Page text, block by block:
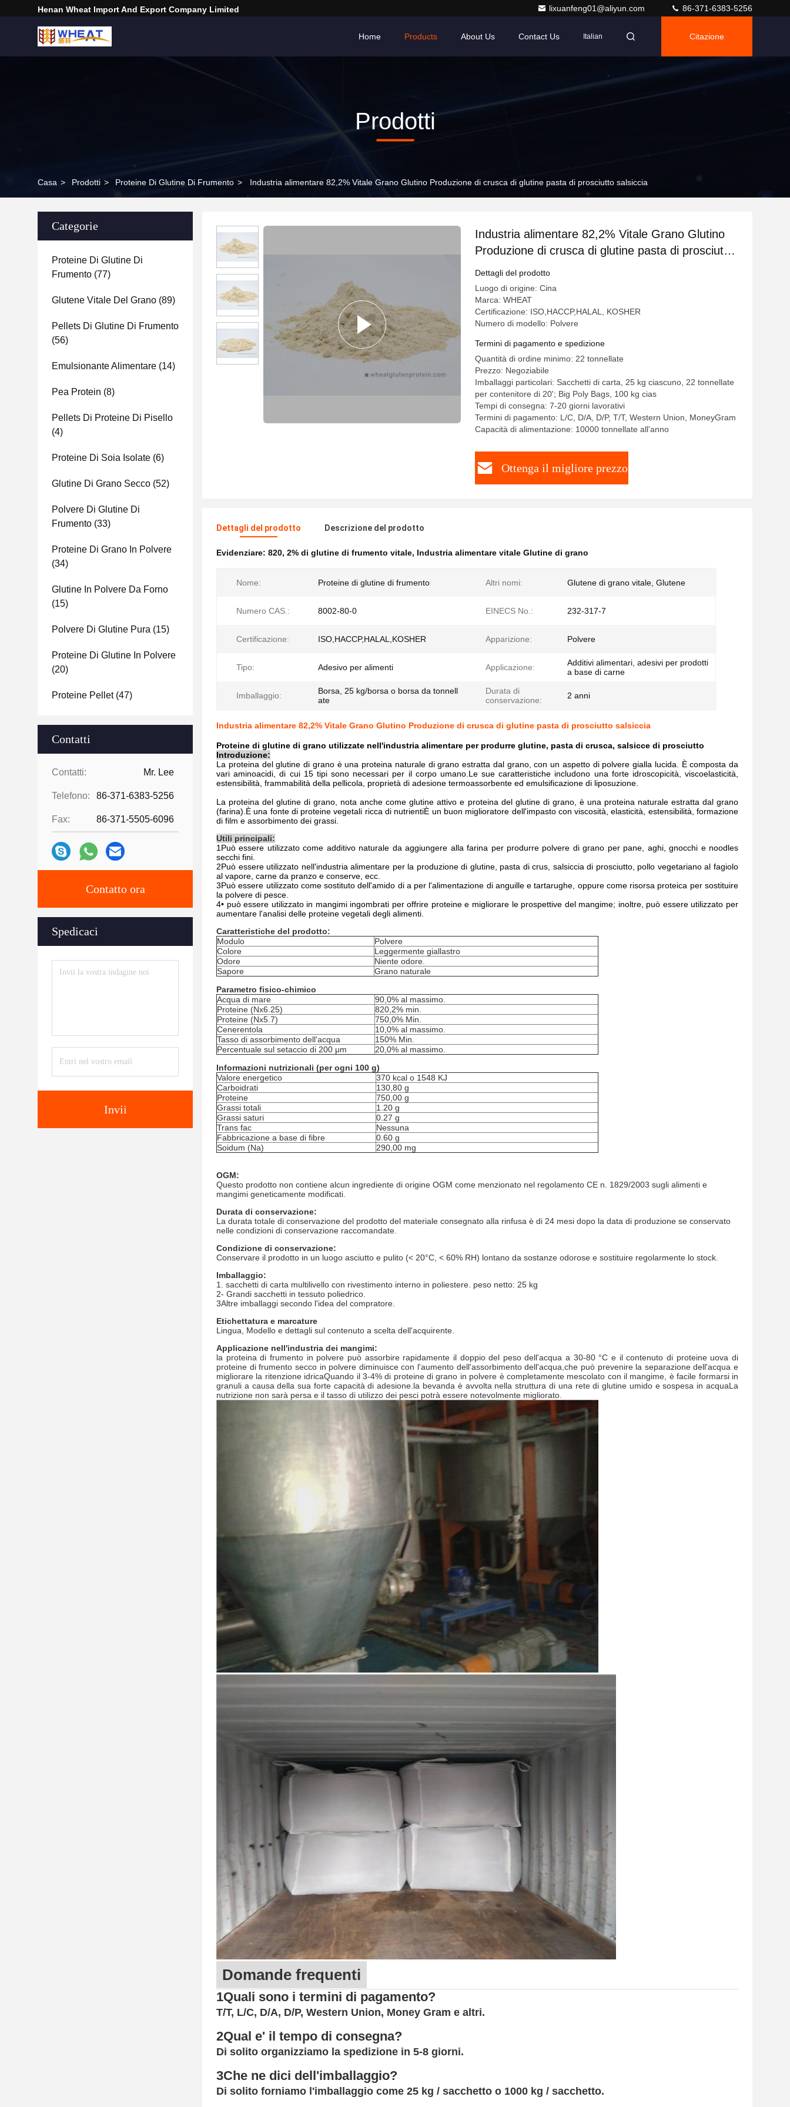
Henan Wheat Import And Export Company Limited lixuanfeng01@aliyun.com 86-371-6383-5256
Home Products About Us Contact Us Italian Citazione
Prodotti
Casa > Prodotti > Proteine Di Glutine Di Frumento > Industria alimentare 82,2% Vitale Grano Glutino Produzione di crusca di glutine pasta di prosciutto salsiccia
Categorie
Proteine Di Glutine Di
Frumento (77)
Glutene Vitale Del Grano (89)
Pellets Di Glutine Di Frumento
(56)
Emulsionante Alimentare (14)
Pea Protein (8)
Pellets Di Proteine Di Pisello
(4)
Proteine Di Soia Isolate (6)
Glutine Di Grano Secco (52)
Polvere Di Glutine Di
Frumento (33)
Proteine Di Grano In Polvere
(34)
Glutine In Polvere Da Forno
(15)
Polvere Di Glutine Pura (15)
Proteine Di Glutine In Polvere
(20)
Proteine Pellet(47)
Contatti
Contatti: Mr. Lee
Telefono: 86-371-6383-5256
Fax: 86-371-5505-6096
Contatto ora
Spedicaci
Invii
Industria alimentare 82,2% Vitale Grano Glutino
Produzione di crusca di glutine pasta di prosciutto
salsiccia
Dettagli del prodotto
Luogo di origine: Cina
Marca: WHEAT
Certificazione: ISO,HACCP,HALAL, KOSHER
Numero di modello: Polvere
Termini di pagamento e spedizione
Quantità di ordine minimo: 22 tonnellate
Prezzo: Negoziabile
Imballaggi particolari: Sacchetti di carta, 25 kg ciascuno, 22 tonnellate
per contenitore di 20'; Big Poly Bags, 100 kg cias
Tempi di consegna: 7-20 giorni lavorativi
Termini di pagamento: L/C, D/A, D/P, T/T, Western Union, MoneyGram
Capacità di alimentazione: 10000 tonnellate all'anno
Ottenga il migliore prezzo
Dettagli del prodotto Descrizione del prodotto
Evidenziare: 820, 2% di glutine di frumento vitale, Industria alimentare vitale Glutine di grano
Nome: Proteine di glutine di frumento Altri nomi: Glutene di grano vitale, Glutene
Numero CAS.: 8002-80-0 EINECS No.: 232-317-7
Certificazione: ISO,HACCP,HALAL,KOSHER Apparizione: Polvere
Tipo: Adesivo per alimenti Applicazione:
Additivi alimentari, adesivi per prodotti
a base di carne
Imballaggio:
Borsa, 25 kg/borsa o borsa da tonnell
ate
Durata di
conservazione:
2 anni
Industria alimentare 82,2% Vitale Grano Glutino Produzione di crusca di glutine pasta di prosciutto salsiccia
Proteine di glutine di grano utilizzate nell'industria alimentare per produrre glutine, pasta di crusca, salsicce di prosciutto
Introduzione:
La proteina del glutine di grano è una proteina naturale di grano estratta dal grano, con un aspetto di polvere gialla lucida. È composta da
vari aminoacidi, di cui 15 tipi sono necessari per il corpo umano.Le sue caratteristiche includono una forte idroscopicità, viscoelasticità,
estensibilità, frammabilità della pellicola, proprietà di adesione termoassorbente ed emulsificazione di liposuzione.
La proteina del glutine di grano, nota anche come glutine attivo e proteina del glutine di grano, è una proteina naturale estratta dal grano
(farina).È una fonte di proteine vegetali ricca di nutrientiÈ un buon miglioratore dell'impasto con viscosità, elasticità, estensibilità, formazione
di film e assorbimento dei grassi.
Utili principali:
1Può essere utilizzato come additivo naturale da aggiungere alla farina per produrre polvere di grano per pane, aghi, gnocchi e noodles
secchi fini.
2Può essere utilizzato nell'industria alimentare per la produzione di glutine, pasta di crus, salsiccia di prosciutto, pollo vegetariano al fagiolo
al vapore, carne da pranzo e conserve, ecc.
3Può essere utilizzato come sostituto dell'amido di a per l'alimentazione di anguille e tartarughe, oppure come risorsa proteica per sostituire
la polvere di pesce.
4• può essere utilizzato in mangimi ingombrati per offrire proteine e migliorare le prospettive del mangime; inoltre, può essere utilizzato per
aumentare l'analisi delle proteine vegetali degli alimenti.
Caratteristiche del prodotto:
Modulo
Polvere
Colore
Leggermente giallastro
Odore
Niente odore.
Sapore
Grano naturale
Parametro fisico-chimico
Acqua di mare
90,0% al massimo.
Proteine (Nx6.25)
820,2% min.
Proteine (Nx5.7)
750,0% Min.
Cenerentola
10,0% al massimo.
Tasso di assorbimento dell'acqua
150% Min.
Percentuale sul setaccio di 200 μm
20,0% al massimo.
Informazioni nutrizionali (per ogni 100 g)
Valore energetico
370 kcal o 1548 KJ
Carboidrati
130,80 g
Proteine
750,00 g
Grassi totali
1.20 g
Grassi saturi
0.27 g
Trans fac
Nessuna
Fabbricazione a base di fibre
0.60 g
Soidum (Na)
290,00 mg
OGM:
Questo prodotto non contiene alcun ingrediente di origine OGM come menzionato nel regolamento CE n. 1829/2003 sugli alimenti e
mangimi geneticamente modificati.
Durata di conservazione:
La durata totale di conservazione del prodotto del materiale consegnato alla rinfusa è di 24 mesi dopo la data di produzione se conservato
nelle condizioni di conservazione raccomandate.
Condizione di conservazione:
Conservare il prodotto in un luogo asciutto e pulito (< 20°C, < 60% RH) lontano da sostanze odorose e sostituire regolarmente lo stock.
Imballaggio:
1. sacchetti di carta multilivello con rivestimento interno in poliestere. peso netto: 25 kg
2- Grandi sacchetti in tessuto poliedrico.
3Altre imballaggi secondo l'idea del compratore.
Etichettatura e marcature
Lingua, Modello e dettagli sul contenuto a scelta dell'acquirente.
Applicazione nell'industria dei mangimi:
la proteina di frumento in polvere può assorbire rapidamente il doppio del peso dell'acqua a 30-80 °C e il contenuto di proteine uova di
proteine di frumento secco in polvere diminuisce con l'aumento dell'assorbimento dell'acqua,che può prevenire la separazione dell'acqua e
migliorare la ritenzione idricaQuando il 3-4% di proteine di grano in polvere è completamente mescolato con il mangime, è facile formarsi in
granuli a causa della sua forte capacità di adesione.la bevanda è avvolta nella struttura di una rete di glutine umido e sospesa in acquaLa
nutrizione non sarà persa e il tasso di utilizzo dei pesci potrà essere notevolmente migliorato.
Domande frequenti
1Quali sono i termini di pagamento?
T/T, L/C, D/A, D/P, Western Union, Money Gram e altri.
2Qual e' il tempo di consegna?
Di solito organizziamo la spedizione in 5-8 giorni.
3Che ne dici dell'imballaggio?
Di solito forniamo l'imballaggio come 25 kg / sacchetto o 1000 kg / sacchetto.